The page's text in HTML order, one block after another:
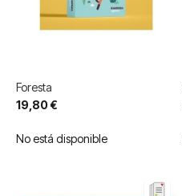
Foresta
19,80 €
No está disponible